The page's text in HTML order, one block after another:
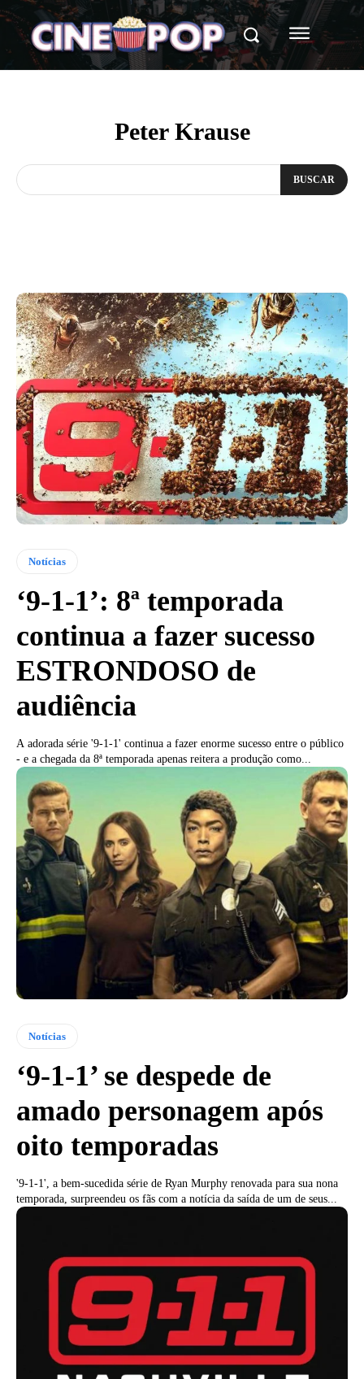
Peter Krause
BUSCAR
Notícias
‘9-1-1’: 8ª temporada
continua a fazer sucesso
ESTRONDOSO de
audiência
A adorada série '9-1-1' continua a fazer enorme sucesso entre o público
- e a chegada da 8ª temporada apenas reitera a produção como...
Notícias
‘9-1-1’ se despede de
amado personagem após
oito temporadas
'9-1-1', a bem-sucedida série de Ryan Murphy renovada para sua nona
temporada, surpreendeu os fãs com a notícia da saída de um de seus...